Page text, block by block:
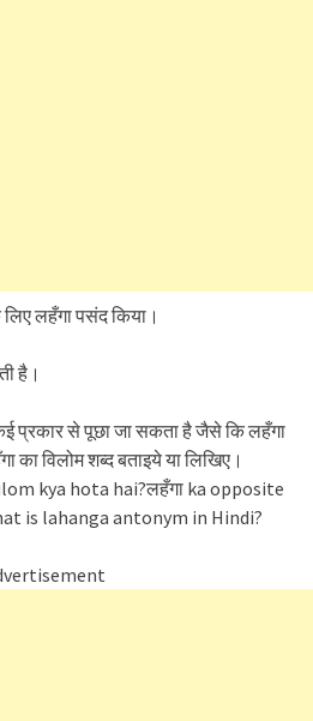
लहँगा पसंद किया।
है।
प्रकार से पूछा जा सकता है जैसे कि लहँगा
का विलोम शब्द बताइये या लिखिए।
kya hota hai?लहँगा ka opposite
is lahanga antonym in Hindi?